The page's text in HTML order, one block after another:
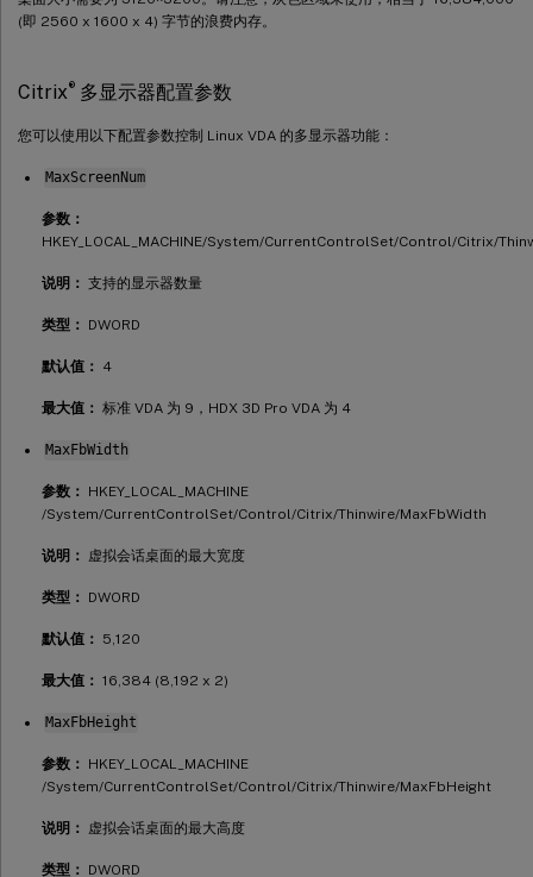
(即 2560 x 1600 x 4) 字节的浪费内存。
Citrix®多显示器配置参数
您可以使用以下配置参数控制 Linux VDA 的多显示器功能：
MaxScreenNum
参数：
HKEY_LOCAL_MACHINE/System/CurrentControlSet/Control/Citrix/
说明： 支持的显示器数量
类型： DWORD
默认值： 4
最大值： 标准 VDA 为 9，HDX 3D Pro VDA 为 4
MaxFbWidth
参数：
HKEY_LOCAL_MACHINE
/System/CurrentControlSet/Control/Citrix/Thinwire/MaxFbWidth
说明： 虚拟会话桌面的最大宽度
类型： DWORD
默认值： 5,120
最大值： 16,384 (8,192 x 2)
MaxFbHeight
参数：
HKEY_LOCAL_MACHINE
/System/CurrentControlSet/Control/Citrix/Thinwire/MaxFbHeight
说明： 虚拟会话桌面的最大高度
类型： DWORD